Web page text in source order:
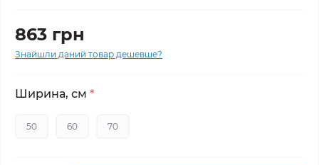
863 грн
Знайшли даний товар дешевше?
Ширина, см *
50 60 70